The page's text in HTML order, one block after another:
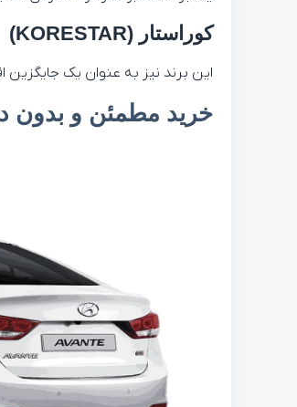
کوراستار (KORESTAR)
این برند نیز به عنوان یک
خرید مطمئن و بدون